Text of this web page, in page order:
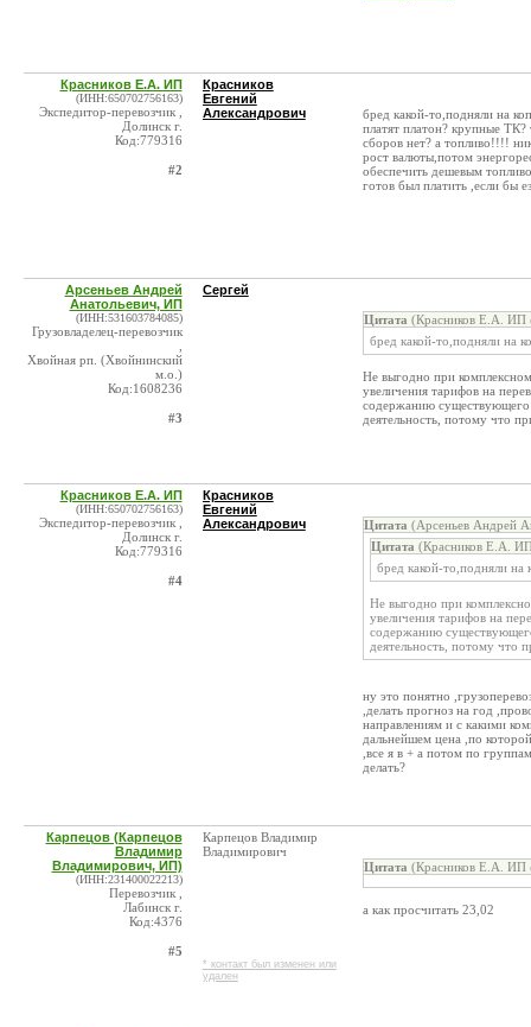
Красников Е.А. ИП
(ИНН:650702756163)
Экспедитор-перевозчик ,
Долинск г.
Код:779316
#2
Красников
Евгений
Александрович
бред какой-то,подняли на
платят платон? крупные
сборов нет? а топливо!!!!
рост валюты,потом
обеспечить дешевым
готов был платить ,если бы
Арсеньев Андрей
Анатольевич, ИП
(ИНН:531603784085)
Грузовладелец-перевозчик
Хвойная рп. (Хвойнинский
м.о.)
Код:1608236
#3
Сергей
Цитата (Красников Е.А. ИП
бред какой-то,подняли на
Не выгодно при
увеличения тарифов на
содержанию существующего
деятельность, потому что
Красников Е.А. ИП
(ИНН:650702756163)
Экспедитор-перевозчик ,
Долинск г.
Код:779316
#4
Красников
Евгений
Александрович
Цитата (Арсеньев Андрей
Цитата (Красников Е.А.
бред какой-то,подняли на
Не выгодно при
увеличения тарифов на
содержанию
деятельность, потому что
ну это понятно
,делать прогноз на год
направлениям и с какими
дальнейшем цена ,по
,все я в + а потом по
делать?
Карпецов (Карпецов
Владимир
Владимирович, ИП)
(ИНН:231400022213)
Перевозчик ,
Лабинск г.
Код:4376
#5
Карпецов Владимир
Владимирович
* контакт был изменен или
удален
Цитата (Красников Е.А. ИП
а как просчитать 23,02